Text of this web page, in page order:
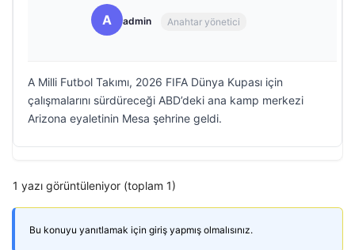
A admin Anahtar yönetici
A Milli Futbol Takımı, 2026 FIFA Dünya Kupası için
çalışmalarını sürdüreceği ABD’deki ana kamp merkezi
Arizona eyaletinin Mesa şehrine geldi.
1 yazı görüntüleniyor (toplam 1)
Bu konuyu yanıtlamak için giriş yapmış olmalısınız.